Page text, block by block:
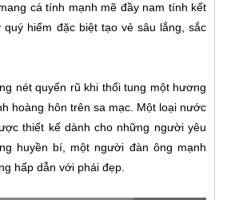
cá tính mạnh mẽ đầy nam tính kết
hiếm đặc biệt tạo vẻ sâu lắng, sắc
nét quyến rũ khi thổi tung một hương
hoàng hôn trên sa mạc. Một loại nước
thiết kế dành cho những người yêu
huyền bí, một người đàn ông mạnh
hấp dẫn với phái đẹp.